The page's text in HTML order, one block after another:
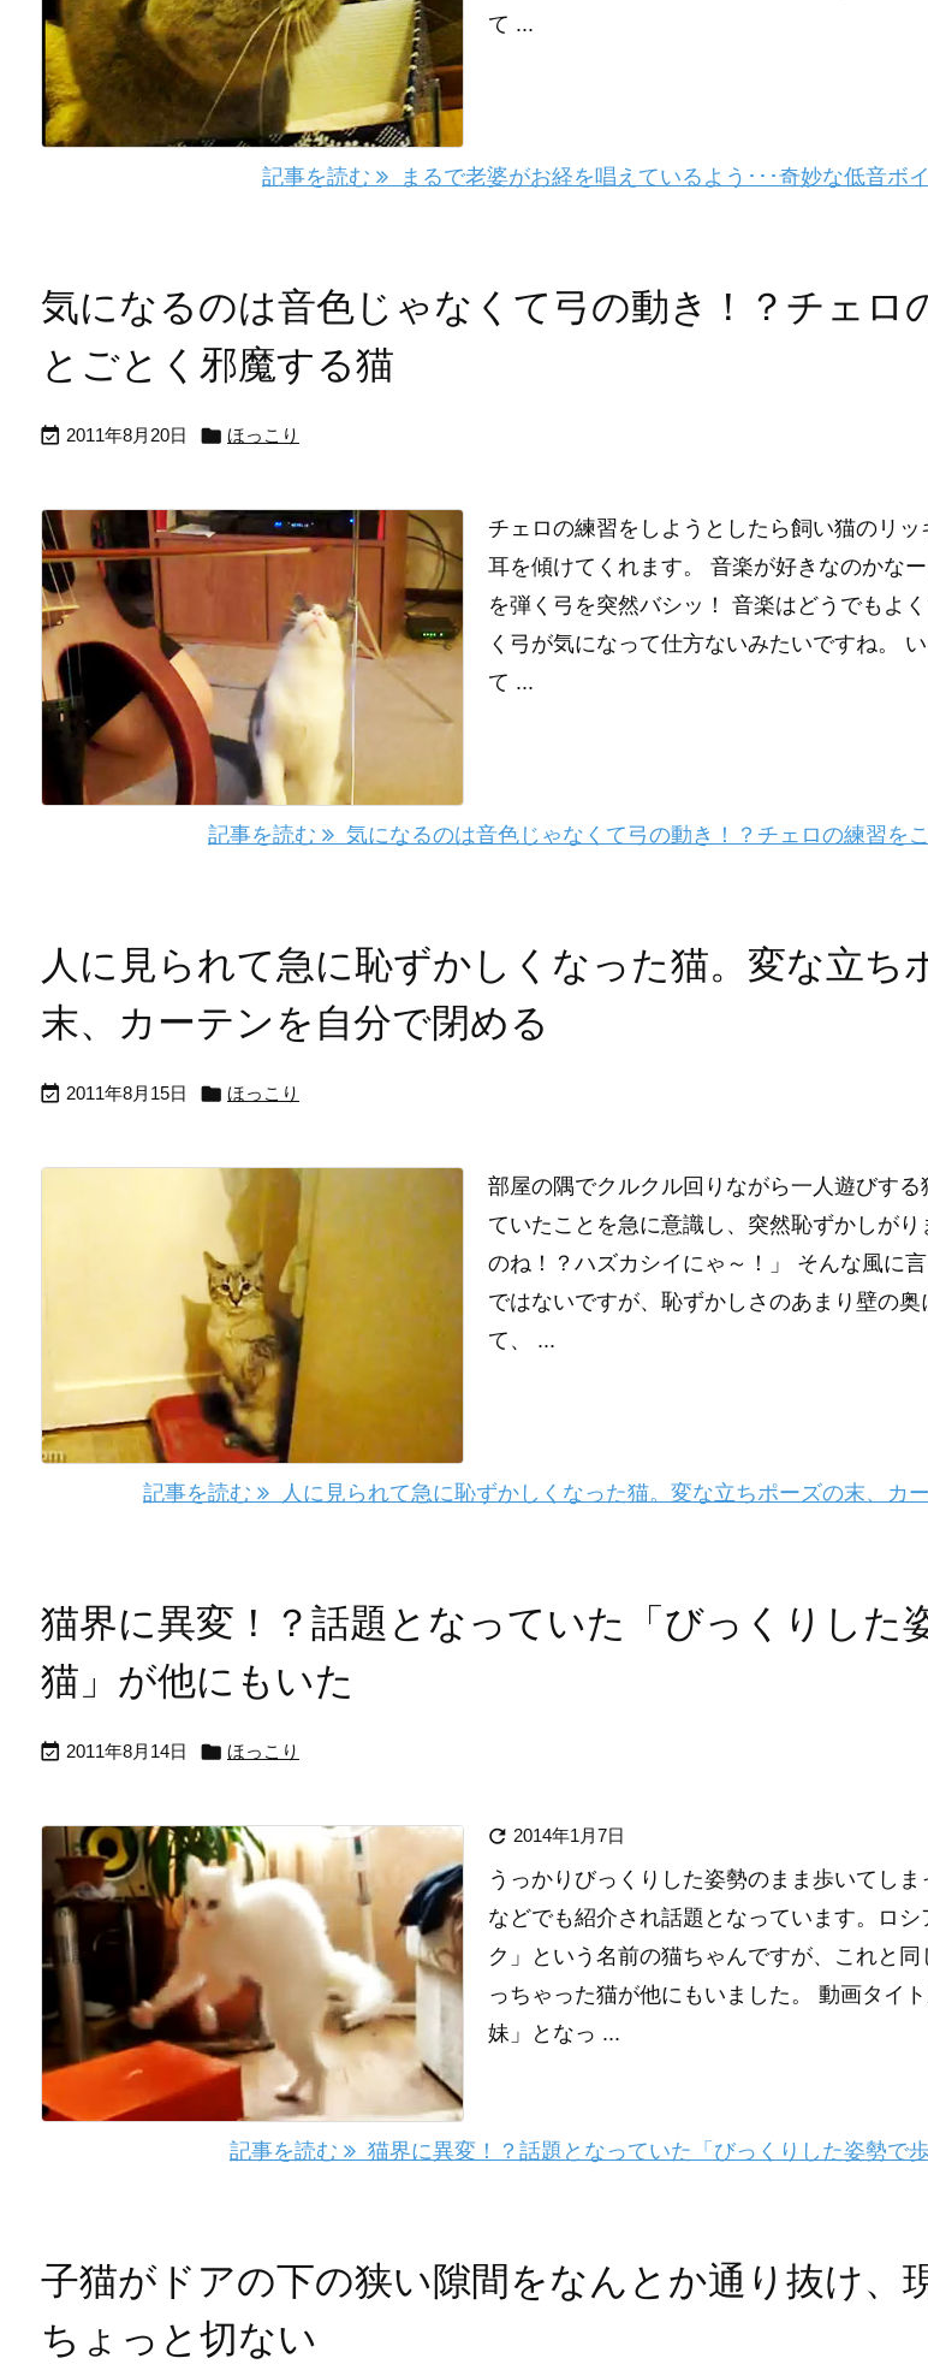
て ...
記事を読む まるで老婆がお経を唱えているよう･･･奇妙な低音ボ
気になるのは音色じゃなくて弓の動き！？チェロ
とごとく邪魔する猫
 2011年8月20日  ほっこり
チェロの練習をしようとしたら飼い猫のリ
耳を傾けてくれます。 音楽が好きなのかな
を弾く弓を突然バシッ！ 音楽はどうでもよ
く弓が気になって仕方ないみたいですね。
て ...
記事を読む 気になるのは音色じゃなくて弓の動き！？チェロの練習を
人に見られて急に恥ずかしくなった猫。変な立ち
末、カーテンを自分で閉める
 2011年8月15日  ほっこり
部屋の隅でクルクル回りながら一人遊びす
ていたことを急に意識し、突然恥ずかしが
のね！？ハズカシイにゃ～！」 そんな風に
ではないですが、恥ずかしさのあまり壁の奥
て、 ...
記事を読む 人に見られて急に恥ずかしくなった猫。変な立ちポーズの末、カ
猫界に異変！？話題となっていた「びっくりした
猫」が他にもいた
 2011年8月14日  ほっこり
 2014年1月7日
うっかりびっくりした姿勢のまま歩いてしま
などでも紹介され話題となっています。ロ
ク」という名前の猫ちゃんですが、これと
っちゃった猫が他にもいました。 動画タイ
妹」となっ ...
記事を読む 猫界に異変！？話題となっていた「びっくりした姿勢で
子猫がドアの下の狭い隙間をなんとか通り抜け、
ちょっと切ない